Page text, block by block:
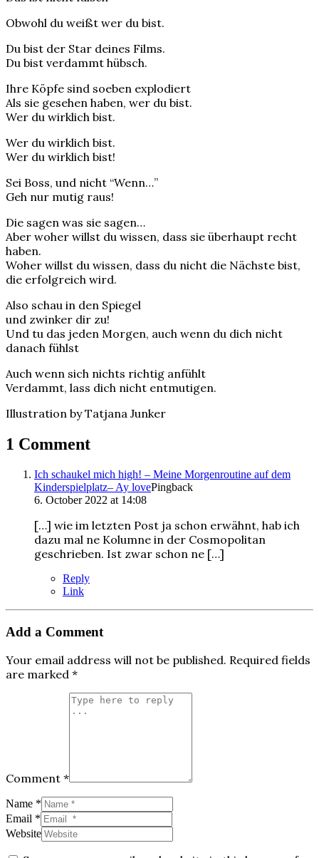
Obwohl du weißt wer du bist.
Du bist der Star deines Films.
Du bist verdammt hübsch.
Ihre Köpfe sind soeben explodiert
Als sie gesehen haben, wer du bist.
Wer du wirklich bist.
Wer du wirklich bist.
Wer du wirklich bist!
Sei Boss, und nicht “Wenn…”
Geh nur mutig raus!
Die sagen was sie sagen…
Aber woher willst du wissen, dass sie überhaupt recht
haben.
Woher willst du wissen, dass du nicht die Nächste bist,
die erfolgreich wird.
Also schau in den Spiegel
und zwinker dir zu!
Und tu das jeden Morgen, auch wenn du dich nicht
danach fühlst
Auch wenn sich nichts richtig anfühlt
Verdammt, lass dich nicht entmutigen.
Illustration by Tatjana Junker
1 Comment
Ich schaukel mich high! – Meine Morgenroutine auf dem
Kinderspielplatz– Ay lovePingback
6. October 2022 at 14:08
[…] wie im letzten Post ja schon erwähnt, hab ich
dazu mal ne Kolumne in der Cosmopolitan
geschrieben. Ist zwar schon ne […]
Reply
Link
Add a Comment
Your email address will not be published. Required fields
are marked *
Comment *
Name *
Email *
Website